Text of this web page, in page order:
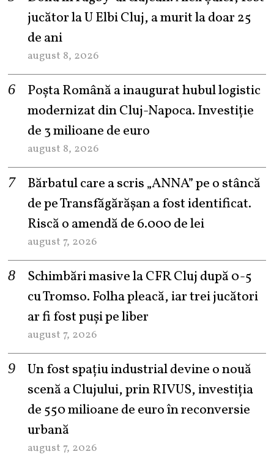
jucător la U Elbi Cluj, a murit la doar 25
de ani
august 8, 2026
Poșta Română a inaugurat hubul logistic
modernizat din Cluj-Napoca. Investiție
de 3 milioane de euro
august 8, 2026
Bărbatul care a scris „ANNA” pe o stâncă
de pe Transfăgărășan a fost identificat.
Riscă o amendă de 6.000 de lei
august 7, 2026
Schimbări masive la CFR Cluj după 0-5
cu Tromso. Folha pleacă, iar trei jucători
ar fi fost puși pe liber
august 7, 2026
Un fost spațiu industrial devine o nouă
scenă a Clujului, prin RIVUS, investiția
de 550 milioane de euro în reconversie
urbană
august 7, 2026